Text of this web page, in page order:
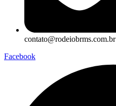
contato@rodeiobrms.com.br
Facebook